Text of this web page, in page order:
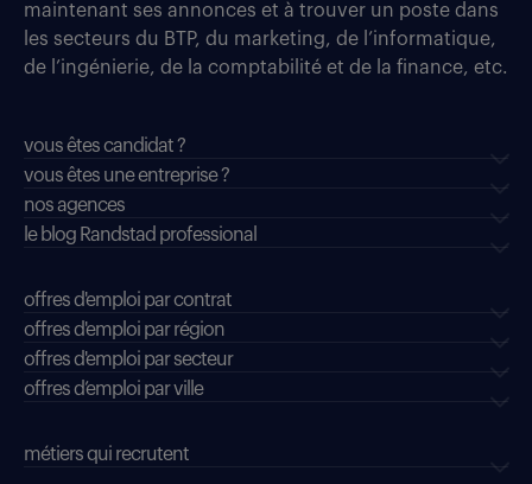
maintenant ses annonces et à trouver un poste dans
les secteurs du BTP, du marketing, de l’informatique,
de l’ingénierie, de la comptabilité et de la finance, etc.
vous êtes candidat ?
vous êtes une entreprise ?
nos agences
le blog Randstad professional
offres d'emploi par contrat
offres d'emploi par région
offres d'emploi par secteur
offres d’emploi par ville
métiers qui recrutent